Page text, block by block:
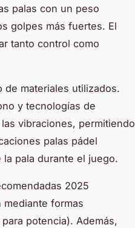
palas con un peso
golpes más fuertes. El
tanto control como
de materiales utilizados.
y tecnologías de
vibraciones, permitiendo
palas pádel
pala durante el juego.
2025
formas
potencia). Además,